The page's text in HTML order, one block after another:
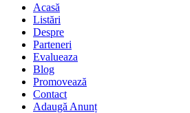
Acasă
Listări
Despre
Parteneri
Evalueaza
Blog
Promovează
Contact
Adaugă Anunț